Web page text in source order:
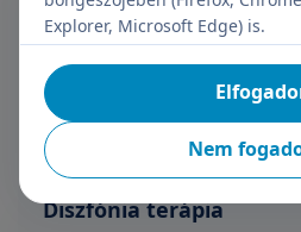
13 750 Ft x 4 alk.: 55
16 990 Ft
Időpontfoglalás
Diszfónia terápia
Explorer, Microsoft Edge) is.
Nem